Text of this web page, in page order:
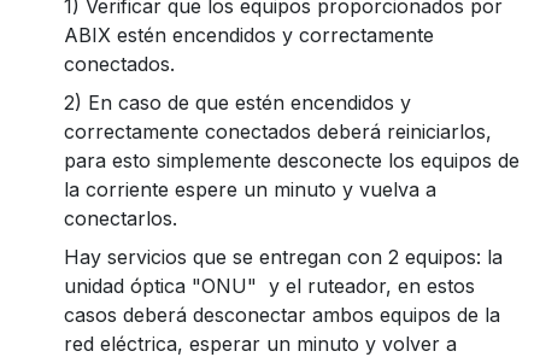
1) Verificar que los equipos proporcionados por
ABIX estén encendidos y correctamente
conectados.
2) En caso de que estén encendidos y
correctamente conectados deberá reiniciarlos,
para esto simplemente desconecte los equipos de
la corriente espere un minuto y vuelva a
conectarlos.
Hay servicios que se entregan con 2 equipos: la
unidad óptica "ONU" y el ruteador, en estos
casos deberá desconectar ambos equipos de la
red eléctrica, esperar un minuto y volver a